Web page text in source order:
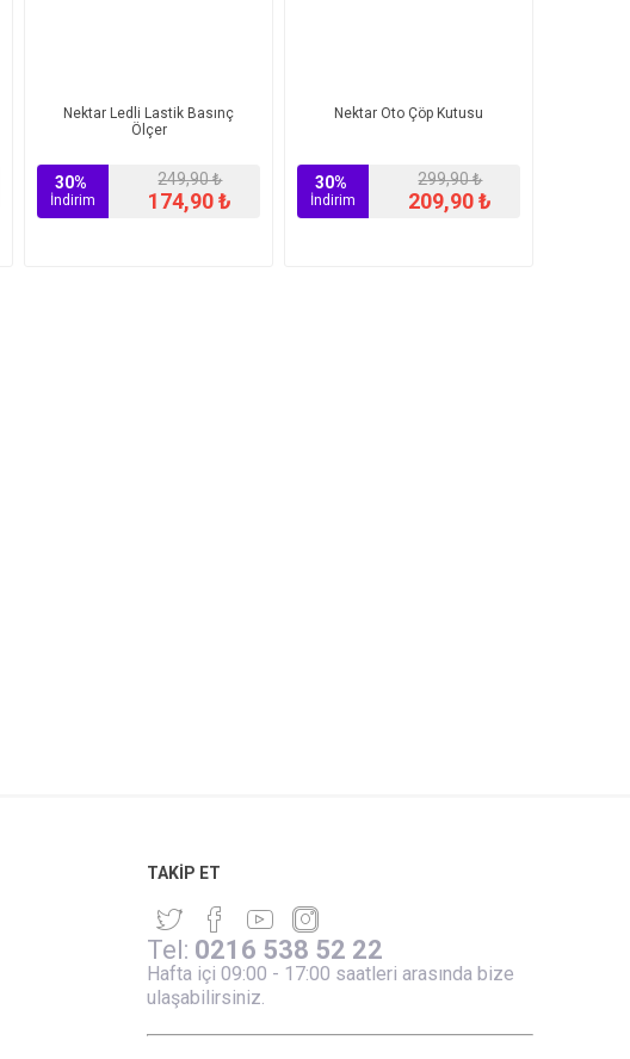
Nektar Ledli Lastik Basınç
Ölçer
30%
İndirim
249,90 ₺
174,90 ₺
Nektar Oto Çöp Kutusu
30%
İndirim
299,90 ₺
209,90 ₺
TAKIP ET
Tel: 0216 538 52 22
Hafta içi 09:00 - 17:00 saatleri arasında bize
ulaşabilirsiniz.